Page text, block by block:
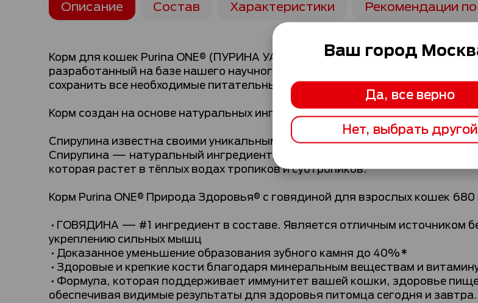
Ваш город
Да, все верно
Нет, выбрать другой
Описание
Корм для кошек Purina ONE® (ПУРИНА УАН) Природа Здоровья®
разработанный на базе нашего научного опыта.В состав корма входит
сохранить все необходимые питательные вещества для вашей кошки.
Корм создан на основе натуральных ингредиентов. Разработан
Спирулина известна своими уникальными сильными природными
Спирулина — натуральный ингредиент, который поддерживает
которая растет в тёплых водах тропиков и субтропиков.
Корм Purina ONE® Природа Здоровья® с говядиной для взрослых кошек
•ГОВЯДИНА — #1 ингредиент в составе. Является отличным источником
укреплению сильных мышц
•Доказанное уменьшение образования зубного камня до 40%*
•Здоровые и крепкие кости благодаря минеральным веществам и
•Формула, которая поддерживает иммунитет вашей кошки, здоровье
обеспечивая видимые результаты для здоровья питомца сегодня и завтра.
Состав Характеристики Рекомендации